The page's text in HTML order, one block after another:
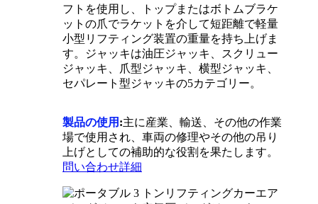
フトを使用し、トップまたはボトムブラケ
ットの爪でラケットを介して短距離で軽量
小型リフティング装置の重量を持ち上げま
す。ジャッキは油圧ジャッキ、スクリュー
ジャッキ、爪型ジャッキ、横型ジャッキ、
セパレート型ジャッキの5カテゴリー。
製品の使用 :主に産業、輸送、その他の作業
場で使用され、車両の修理やその他の吊り
上げとしての補助的な役割を果たします。
問い合わせ詳細